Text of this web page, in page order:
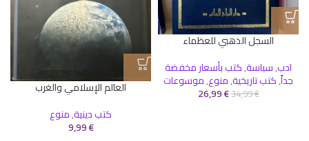
السجل الذهبي للعظماء
ادب,سياسة,كتب بأسعار مخفضة
جداً,كتب تاريخية,منوع,موسوعات
34,99€
26,99€
العالم الإسلامي والغرب
كتب دينية,منوع
9,99€